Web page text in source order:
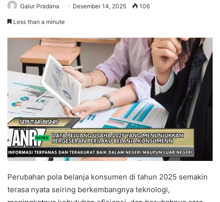
Galur Pradana Desember 14, 2025 106
Less than a minute
Perubahan pola belanja konsumen di tahun 2025 semakin
terasa nyata seiring berkembangnya teknologi,